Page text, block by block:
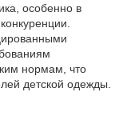
особенно в
нормам, что
детской одежды.